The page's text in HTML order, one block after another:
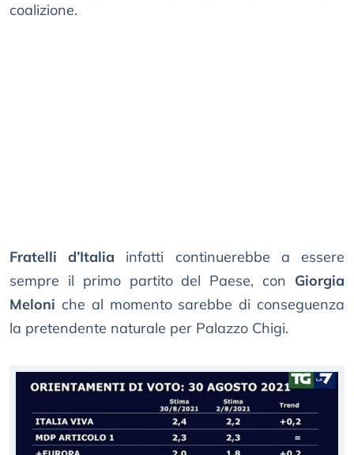
coalizione.
Fratelli d’Italia infatti continuerebbe a essere
sempre il primo partito del Paese, con Giorgia
Meloni che al momento sarebbe di conseguenza
la pretendente naturale per Palazzo Chigi.